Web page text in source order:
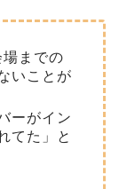
までの
いことが
ーがイン
てた」と